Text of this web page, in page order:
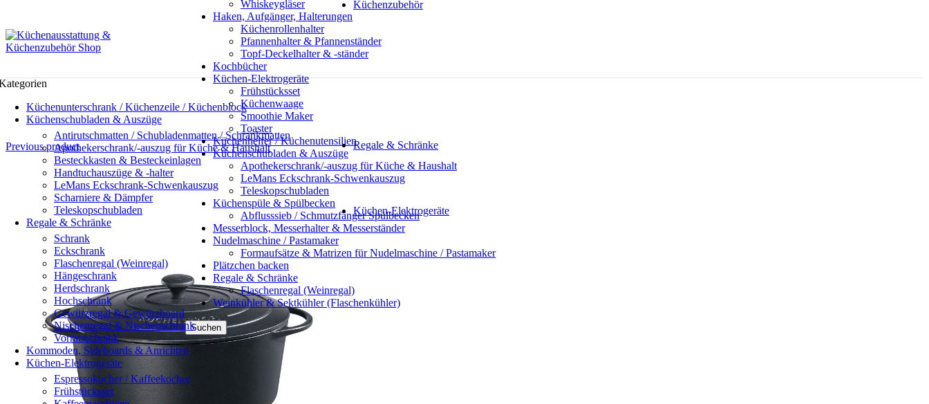
Whiskeygläser
Haken, Aufgänger, Halterungen
Küchenrollenhalter
Pfannenhalter & Pfannenständer
Topf-Deckelhalter & -ständer
Kochbücher
Küchen-Elektrogeräte
Frühstücksset
Küchenwaage
Smoothie Maker
Toaster
Küchenhelfer / Küchenutensilien
Küchenschubladen & Auszüge
Apothekerschrank/-auszug für Küche & Haushalt
LeMans Eckschrank-Schwenkauszug
Teleskopschubladen
Küchenspüle & Spülbecken
Abflusssieb / Schmutzfänger Spülbecken
Messerblock, Messerhalter & Messerständer
Nudelmaschine / Pastamaker
Formaufsätze & Matrizen für Nudelmaschine / Pastamaker
Plätzchen backen
Regale & Schränke
Flaschenregal (Weinregal)
Weinkühler & Sektkühler (Flaschenkühler)
Suchen
Küchenunterschrank / Küchenzeile / Küchenblock
Küchenschubladen & Auszüge
Antirutschmatten / Schubladenmatten / Schrankmatten
Apothekerschrank/-auszug für Küche & Haushalt
Besteckkasten & Besteckeinlagen
Handtuchauszüge & -halter
LeMans Eckschrank-Schwenkauszug
Scharniere & Dämpfer
Teleskopschubladen
Regale & Schränke
Schrank
Eckschrank
Flaschenregal (Weinregal)
Hängeschrank
Herdschrank
Hochschrank
Gewürzregal & Gewürzboard
Nischenregal & Nischenschrank
Vorratsschrank
Kommoden, Sideboards & Anrichten
Küchen-Elektrogeräte
Espressokocher / Kaffeekocher
Frühstücksset
Küchenzubehör
Antirutschmatten / Schubladenmatten / Schrankmatten
Regale & Schränke
Nischenregal & Nischenschrank
Gewürzregal & Gewürzboard
Regaleinsatz
Küchen-Elektrogeräte
Küchen-Mixer & -Rührer
Smoothie Maker
Previous product